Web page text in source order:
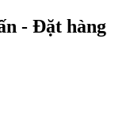
- Đặt hàng